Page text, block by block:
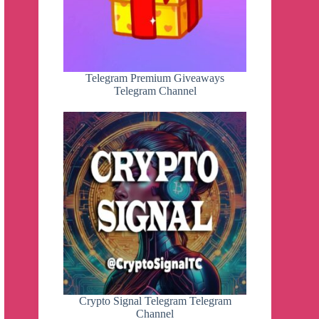
Telegram Premium Giveaways
Telegram Channel
Crypto Signal Telegram Telegram
Channel